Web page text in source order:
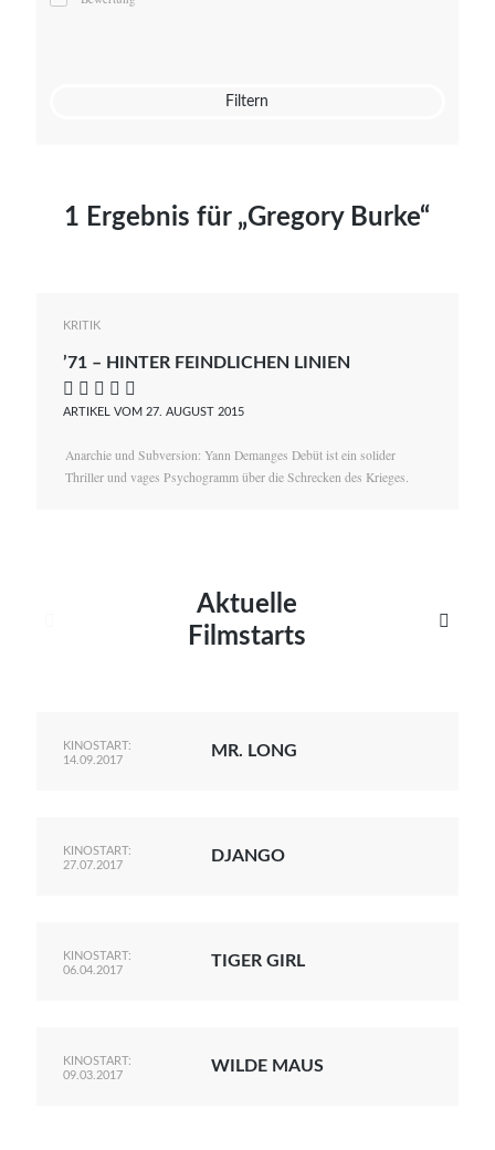
Mato von Vogelstein
Filtern
1 Ergebnis für „Gregory Burke“
KRITIK
’71 – HINTER FEINDLICHEN LINIEN
    
ARTIKEL VOM 27. AUGUST 2015
Anarchie und Subversion: Yann Demanges Debüt ist ein solider
Thriller und vages Psychogramm über die Schrecken des Krieges.
Aktuelle
Filmstarts

KINOSTART:
14.09.2017
MR. LONG
KINOSTART:
27.07.2017
DJANGO
KINOSTART:
06.04.2017
TIGER GIRL
KINOSTART:
09.03.2017
WILDE MAUS